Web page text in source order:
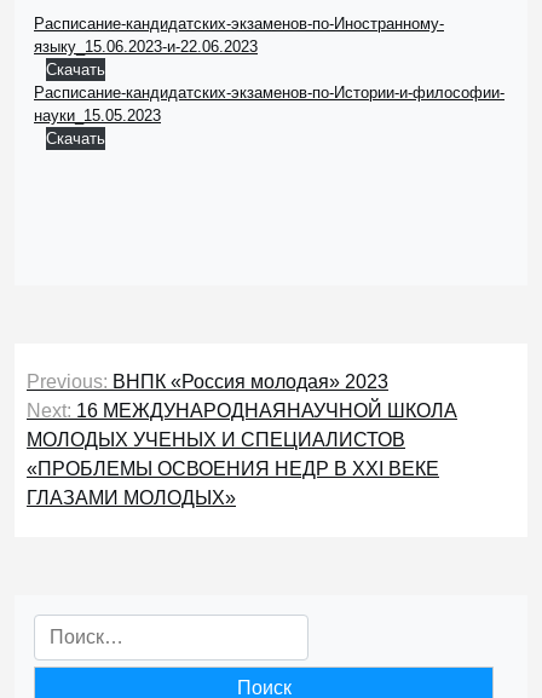
Расписание-кандидатских-экзаменов-по-Иностранному-
языку_15.06.2023-и-22.06.2023
Скачать
Расписание-кандидатских-экзаменов-по-Истории-и-философии-
науки_15.05.2023
Скачать
Навигация
по
записям
Previous: ВНПК «Россия молодая» 2023
Next: 16 МЕЖДУНАРОДНАЯНАУЧНОЙ ШКОЛА
МОЛОДЫХ УЧЕНЫХ И СПЕЦИАЛИСТОВ
«ПРОБЛЕМЫ ОСВОЕНИЯ НЕДР В XXI ВЕКЕ
ГЛАЗАМИ МОЛОДЫХ»
Найти: